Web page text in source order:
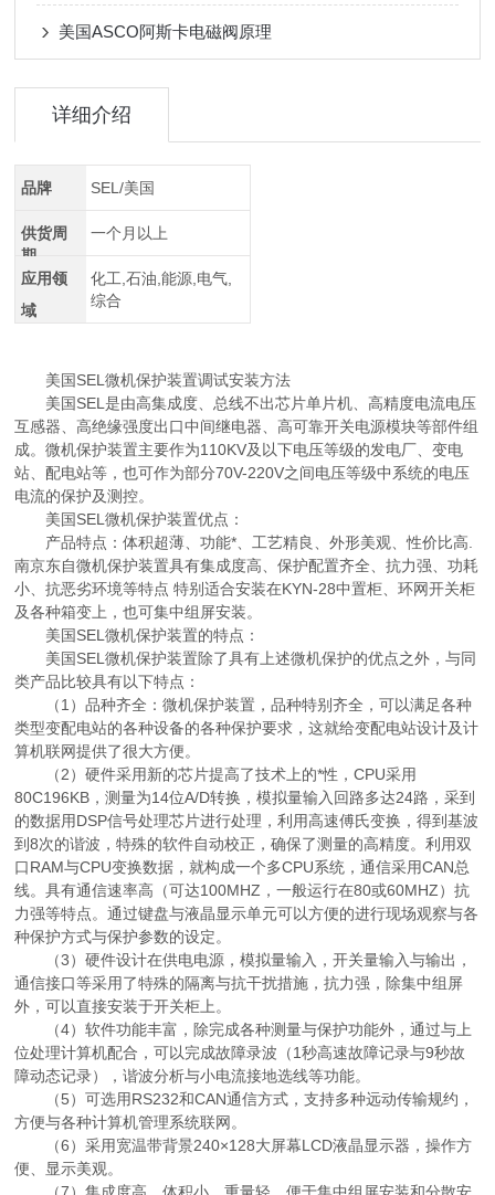
美国ASCO阿斯卡电磁阀原理
详细介绍
品牌 SEL/美国
供货周
期
一个月以上
应用领
域
化工,石油,能源,电气,
综合
美国SEL微机保护装置调试安装方法
美国SEL是由高集成度、总线不出芯片单片机、高精度电流电压
互感器、高绝缘强度出口中间继电器、高可靠开关电源模块等部件组
成。微机保护装置主要作为110KV及以下电压等级的发电厂、变电
站、配电站等，也可作为部分70V-220V之间电压等级中系统的电压
电流的保护及测控。
美国SEL微机保护装置优点：
产品特点：体积超薄、功能*、工艺精良、外形美观、性价比高.
南京东自微机保护装置具有集成度高、保护配置齐全、抗力强、功耗
小、抗恶劣环境等特点 特别适合安装在KYN-28中置柜、环网开关柜
及各种箱变上，也可集中组屏安装。
美国SEL微机保护装置的特点：
美国SEL微机保护装置除了具有上述微机保护的优点之外，与同
类产品比较具有以下特点：
（1）品种齐全：微机保护装置，品种特别齐全，可以满足各种
类型变配电站的各种设备的各种保护要求，这就给变配电站设计及计
算机联网提供了很大方便。
（2）硬件采用新的芯片提高了技术上的*性，CPU采用
80C196KB，测量为14位A/D转换，模拟量输入回路多达24路，采到
的数据用DSP信号处理芯片进行处理，利用高速傅氏变换，得到基波
到8次的谐波，特殊的软件自动校正，确保了测量的高精度。利用双
口RAM与CPU变换数据，就构成一个多CPU系统，通信采用CAN总
线。具有通信速率高（可达100MHZ，一般运行在80或60MHZ）抗
力强等特点。通过键盘与液晶显示单元可以方便的进行现场观察与各
种保护方式与保护参数的设定。
（3）硬件设计在供电电源，模拟量输入，开关量输入与输出，
通信接口等采用了特殊的隔离与抗干扰措施，抗力强，除集中组屏
外，可以直接安装于开关柜上。
（4）软件功能丰富，除完成各种测量与保护功能外，通过与上
位处理计算机配合，可以完成故障录波（1秒高速故障记录与9秒故
障动态记录），谐波分析与小电流接地选线等功能。
（5）可选用RS232和CAN通信方式，支持多种远动传输规约，
方便与各种计算机管理系统联网。
（6）采用宽温带背景240×128大屏幕LCD液晶显示器，操作方
便、显示美观。